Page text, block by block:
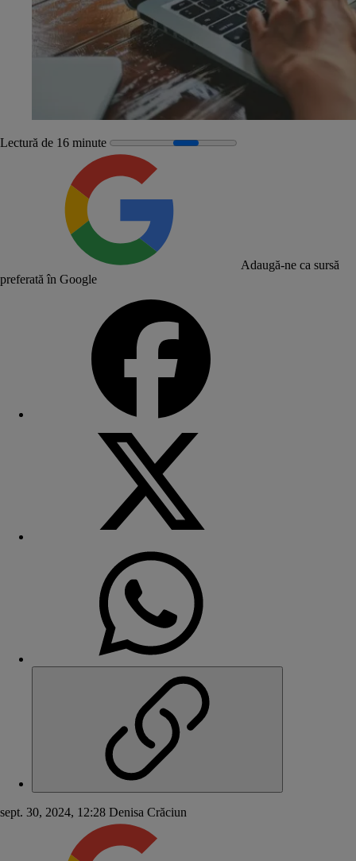
Lectură de 16 minute
Adaugă-ne ca sursă
preferată în Google
sept. 30, 2024, 12:28 Denisa Crăciun